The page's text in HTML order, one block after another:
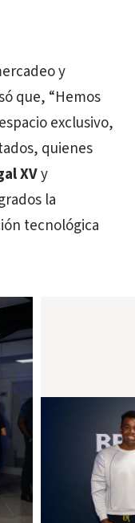
y
que, “Hemos
exclusivo,
quienes
XVy
la
tecnológica